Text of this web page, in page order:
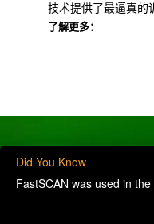
技术提供了最逼真的
了解更多：
Did You Know
FastSCAN was used in